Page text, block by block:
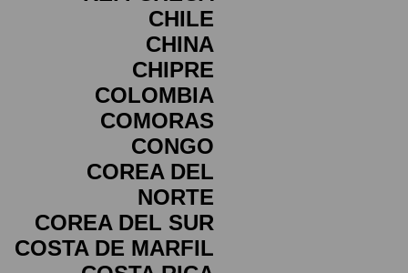
CHILE
CHINA
CHIPRE
COLOMBIA
COMORAS
CONGO
COREA DEL
NORTE
COREA DEL SUR
COSTA DE MARFIL